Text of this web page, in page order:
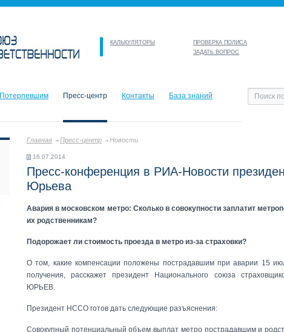
КАЛЬКУЛЯТОРЫ
ПРОВЕРКА ПОЛИСА
ЗАДАТЬ ВОПРОС
Потерпевшим Пресс-центр Контакты База знаний
Главная Пресс-центр Новости
16.07.2014
Пресс-конференция в РИА-Новости
Юрьева
Авария в московском метро: Сколько в совокупности заплатит
их родственникам?
Подорожает ли стоимость проезда в метро из-за страховки?
О том, какие компенсации положены пострадавшим при аварии 15
получения, расскажет президент Национального союза
ЮРЬЕВ.
Президент НССО готов дать следующие разъяснения:
Совокупный потенциальный объем выплат метро пострадавшим и